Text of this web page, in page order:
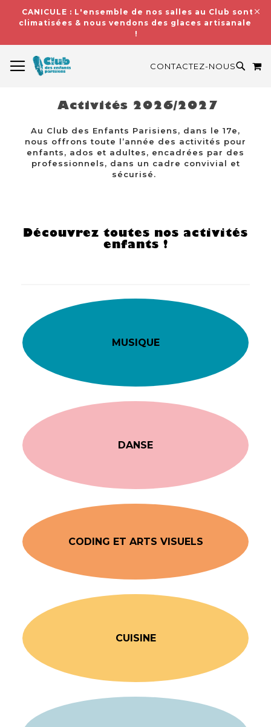
CANICULE : L'ensemble de nos salles au Club sont
climatisées & nous vendons des glaces artisanales
!
CONTACTEZ-NOUS
Activités 2026/2027
Au Club des Enfants Parisiens, dans le 17e,
nous offrons toute l’année des activités pour
enfants, ados et adultes, encadrées par des
professionnels, dans un cadre convivial et
sécurisé.
Découvrez toutes nos activités
enfants !
MUSIQUE
DANSE
CODING ET ARTS VISUELS
CUISINE